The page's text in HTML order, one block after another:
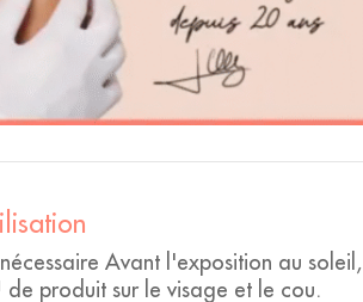
Avant l'exposition au soleil,
de produit sur le visage et le cou.